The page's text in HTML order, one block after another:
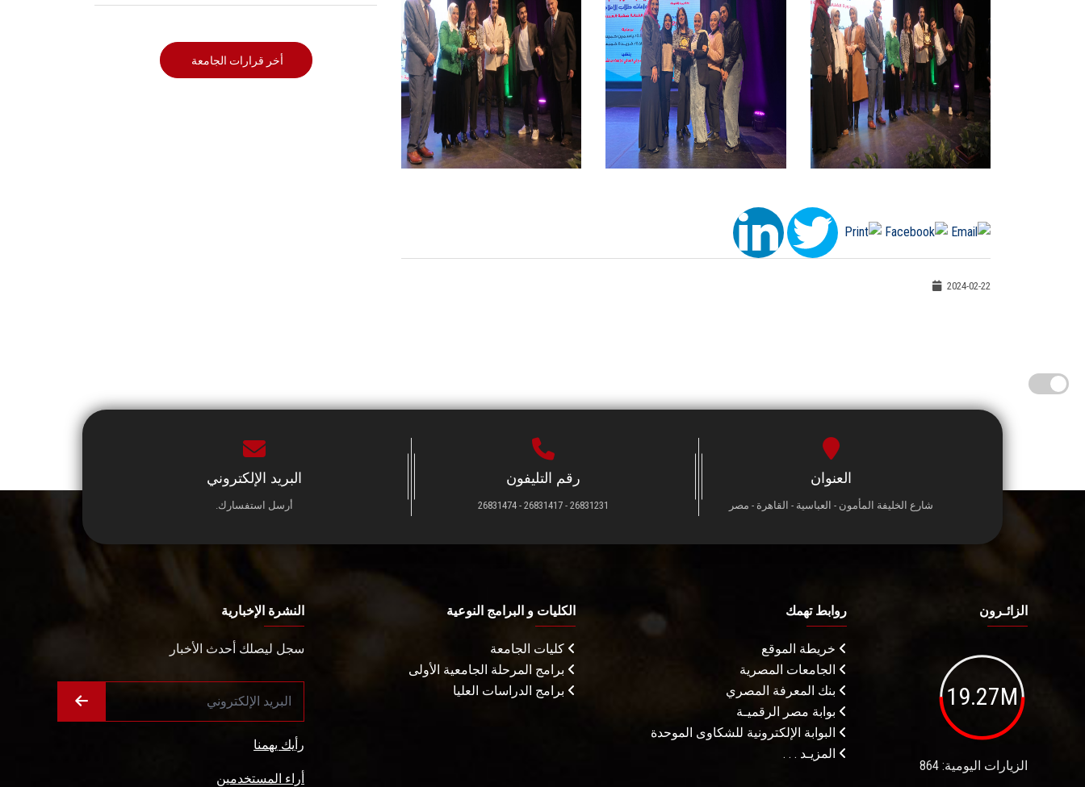
2024-02-22
أخر قرارات الجامعة
العنوان
شارع الخليفة المأمون - العباسية - القاهرة - مصر
رقم التليفون
26831231 - 26831417 - 26831474
البريد الإلكتروني
أرسل استفسارك.
الزائـرون
19.27M
الزيارات اليومية: 864
روابط تهمك
خريطة الموقع
الجامعات المصرية
بنك المعرفة المصري
بوابة مصر الرقميـة
البوابة الإلكترونية للشكاوى الموحدة
المزيـد . . .
الكليات و البرامج النوعية
كليات الجامعة
برامج المرحلة الجامعية الأولى
برامج الدراسات العليا
النشرة الإخبارية
سجل ليصلك أحدث الأخبار
رأيك يهمنا
أراء المستخدمين